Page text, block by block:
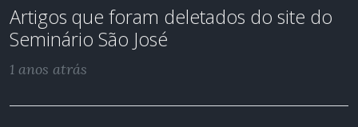
Artigos que foram deletados do site do
Seminário São José
1 anos atrás